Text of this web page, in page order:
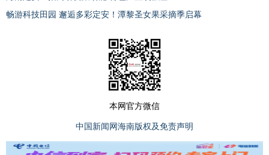
畅游科技田园 邂逅多彩定安！潭黎圣女果采摘季启幕
本网官方微信
中国新闻网海南版权及免责声明